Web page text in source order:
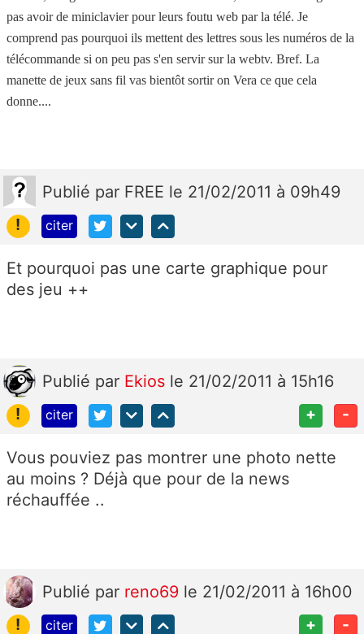
pas avoir de miniclavier pour leurs foutu web par la télé. Je
comprend pas pourquoi ils mettent des lettres sous les numéros de la
télécommande si on peu pas s'en servir sur la webtv. Bref. La
manette de jeux sans fil vas bientôt sortir on Vera ce que cela
donne....
Publié par FREE le 21/02/2011 à 09h49
!
citer
Et pourquoi pas une carte graphique pour
des jeu ++
Publié par Ekios le 21/02/2011 à 15h16
!
citer + -
Vous pouviez pas montrer une photo nette
au moins ? Déjà que pour de la news
réchauffée ..
Publié par reno69 le 21/02/2011 à 16h00
!
citer + -